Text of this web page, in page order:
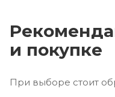
и покупке
При выборе стоит